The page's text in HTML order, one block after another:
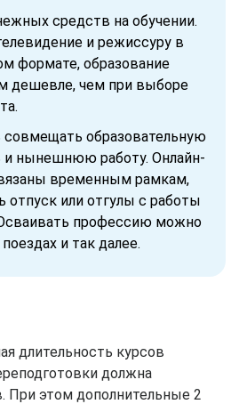
средств на обучении.
и режиссуру в
формате, образование
дешевле, чем при выборе
образовательную
и нынешнюю работу. Онлайн-
временным рамкам,
отпуск или отгулы с работы
профессию можно
и так далее.
длительность курсов
должна
При этом дополнительные 2